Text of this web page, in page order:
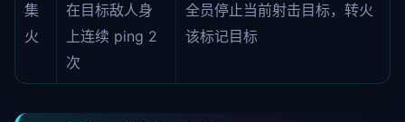
集
火
在目标敌人身
上连续 ping 2
次
全员停止当前射击目标，转火
该标记目标